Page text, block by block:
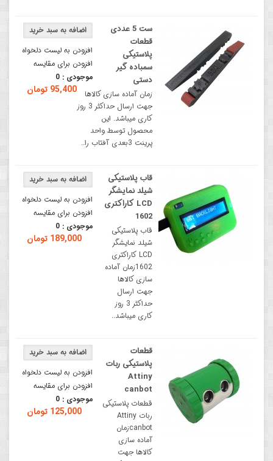
افزودن به لیست دلخواه
افزودن برای مقایسه
موجودی : 0
95,400 تومان
ست 5 عددی
قطعات
پلاستیکی
سمباده گیر
دستی
زمان آماده سازی کالاها
جهت ارسال حداکثر 3 روز
کاری میباشد. این
محصول توسط واحد
پرینت 3بعدی آفتاب را..
افزودن به لیست دلخواه
افزودن برای مقایسه
موجودی : 0
189,000 تومان
قاب پلاستیکی
شیلد نمایشگر
LCD کاراکتری
1602
قاب پلاستیکی
شیلد نمایشگر
LCD کاراکتری
1602زمان آماده
سازی کالاها
جهت ارسال
حداکثر 3 روز
کاری میباشد..
افزودن به لیست دلخواه
افزودن برای مقایسه
موجودی : 0
125,000 تومان
قطعات
پلاستیکی ربات
Attiny
canbot
قطعات پلاستیکی
ربات Attiny
canbotزمان
آماده سازی
کالاها جهت